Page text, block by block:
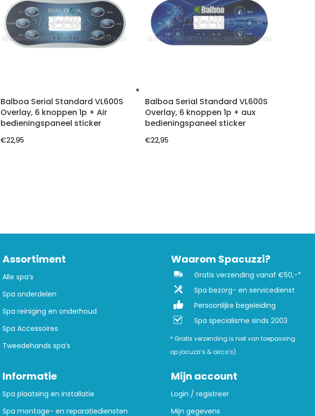
Balboa Serial Standard VL600S
Overlay, 6 knoppen 1p + Air
bedieningspaneel sticker
€22,95
Balboa Serial Standard VL600S
Overlay, 6 knoppen 1p + aux
bedieningspaneel sticker
€22,95
Assortiment
Alle spa’s
Spa onderdelen
Spa reiniging en onderhoud
Spa Accessoires
Tweedehands spa’s
Waarom Spacuzzi?
Gratis verzending vanaf €50,-*
Spa bezorg- en servicedienst
Persoonlijke begeleiding
Spa specialisme sinds 2003
* Gratis verzending is niet van toepassing
op jacuzzi’s & airco’s)
Informatie
Spa plaatsing en installatie
Spa montage- en reparatiediensten
Mijn account
Login / registreer
Mijn gegevens